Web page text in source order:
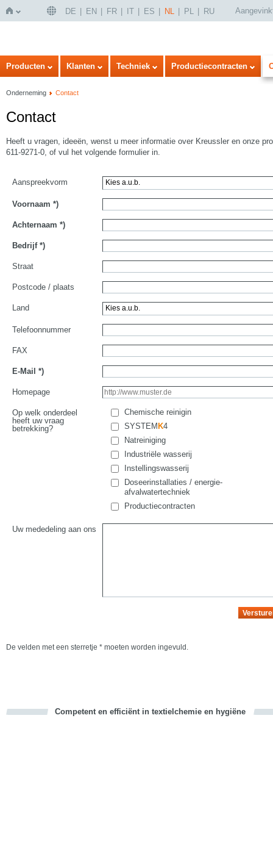
Home
DE EN FR IT ES NL PL RU
Producten Klanten Techniek Productiecontracten
Onderneming Contact
Contact
Heeft u vragen, ideeën, wenst u meer informatie over Kreussler en onze
611-9271-0, of vul het volgende formulier in.
Aanspreekvorm
Voornaam *)
Achternaam *)
Bedrijf*)
Straat
Postcode / plaats
Land
Telefoonnummer
FAX
E-Mail *)
Homepage
Op welk onderdeel
heeft uw vraag
betrekking?
Chemische reinigin
SYSTEM K4
Natreiniging
Industriële wasserij
Instellingswasserij
Doseerinstallaties / energie-
afvalwatertechniek
Productiecontracten
Uw mededeling aan ons
De velden met een sterretje * moeten worden ingevuld.
Competent en efficiënt in textielchemie en hygiëne